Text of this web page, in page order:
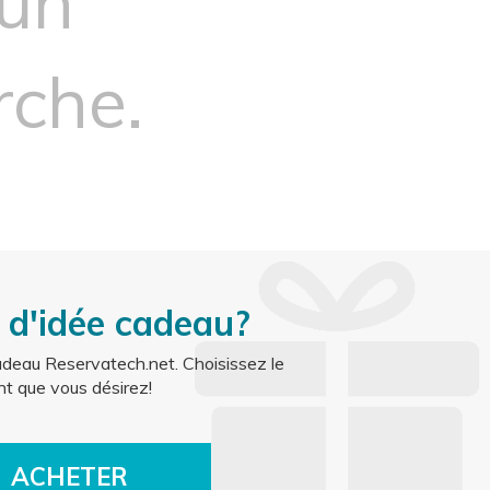
cadeau?
Reservatech.net. Choisissez le
que vous désirez!
ACHETER